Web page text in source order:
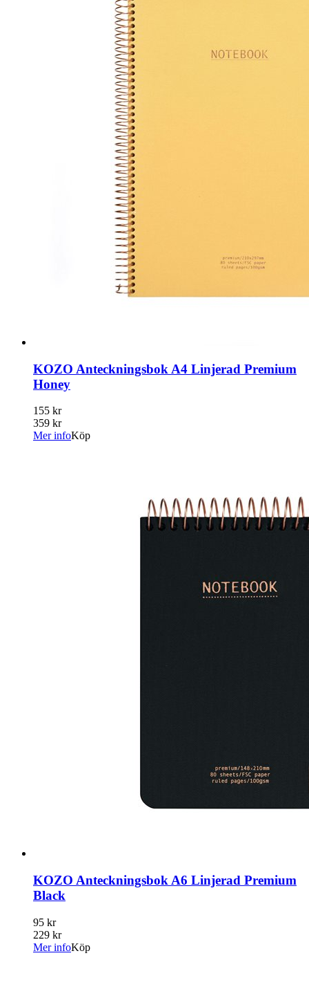
KOZO Anteckningsbok A4 Linjerad Premium
Honey
155 kr
359 kr
Mer infoKöp
KOZO Anteckningsbok A6 Linjerad Premium
Black
95 kr
229 kr
Mer infoKöp